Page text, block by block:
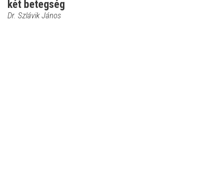
két betegség
Dr. Szlávik János